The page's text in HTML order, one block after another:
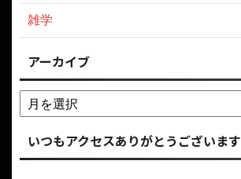
雑学
アーカイブ
いつもアクセスありがとうございます